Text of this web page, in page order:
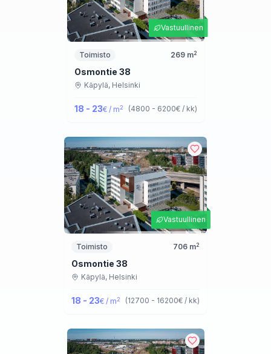
Vastuullinen
Toimisto 269m2
Osmontie 38
Käpylä, Helsinki
18 - 23€ / m2 (4800 - 6200€ / kk)
Vastuullinen
Toimisto 706 m2
Osmontie 38
Käpylä, Helsinki
18 - 23€ / m2 (12700 - 16200€ / kk)